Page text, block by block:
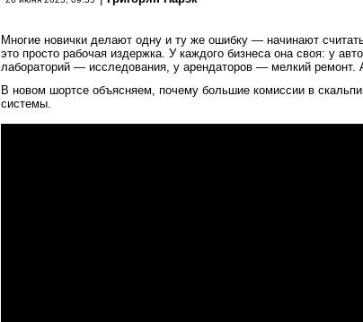
Многие новички делают одну и ту же ошибку — начинают
это просто рабочая издержка. У каждого бизнеса она своя: у
лабораторий — исследования, у арендаторов — мелкий ремонт.
В новом шортсе объясняем, почему большие комиссии в
системы.